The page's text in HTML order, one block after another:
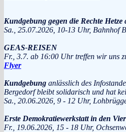
Kundgebung gegen die Rechte Hetze
Sa., 25.07.2026, 10-13 Uhr, Bahnhof
GEAS-REISEN
Fr., 3.7. ab 16:00 Uhr treffen wir uns
Flyer
Kundgebung anlässlich des
Bergedorf bleibt solidarisch und hat
Sa., 20.06.2026, 9 - 12 Uhr,
Erste Demokratiewerkstatt in den
Fr., 19.06.2026, 15 - 18 Uhr,